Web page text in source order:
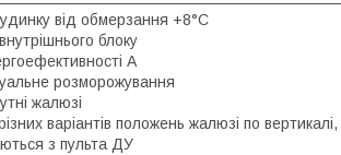
від обмерзання +8°C
блоку
А
розморожування
жалюзі
варіантів положень жалюзі по вертикалі,
з пульта ДУ